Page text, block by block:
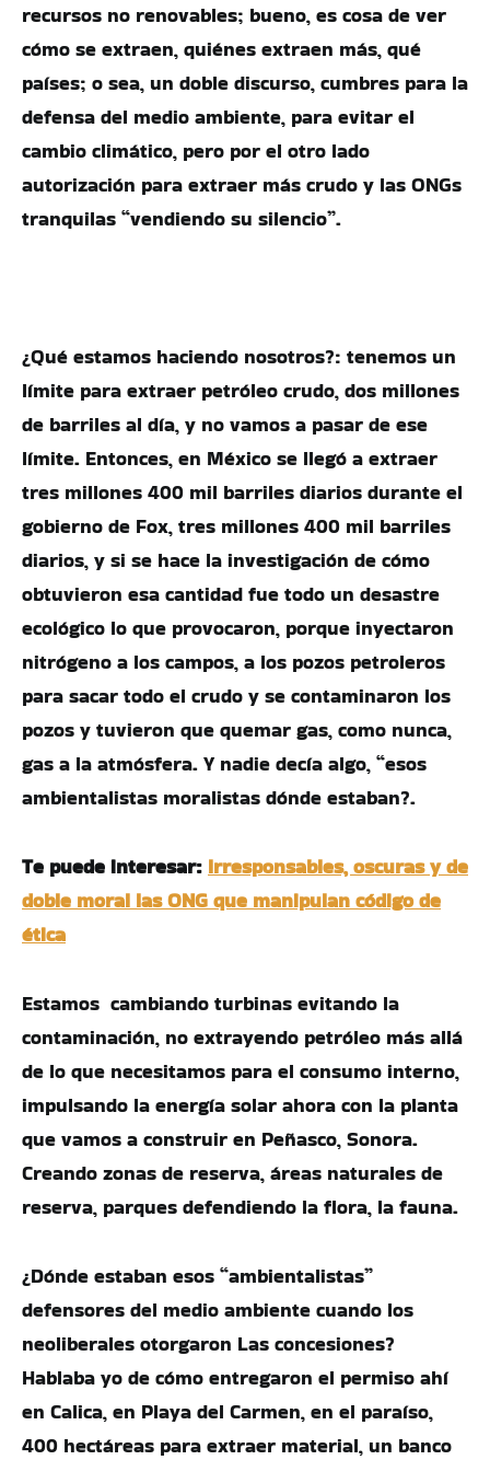
recursos no renovables; bueno, es cosa de ver
cómo se extraen, quiénes extraen más, qué
países; o sea, un doble discurso, cumbres para la
defensa del medio ambiente, para evitar el
cambio climático, pero por el otro lado
autorización para extraer más crudo y las ONGs
tranquilas “vendiendo su silencio”.
¿Qué estamos haciendo nosotros?: tenemos un
límite para extraer petróleo crudo, dos millones
de barriles al día, y no vamos a pasar de ese
límite. Entonces, en México se llegó a extraer
tres millones 400 mil barriles diarios durante el
gobierno de Fox, tres millones 400 mil barriles
diarios, y si se hace la investigación de cómo
obtuvieron esa cantidad fue todo un desastre
ecológico lo que provocaron, porque inyectaron
nitrógeno a los campos, a los pozos petroleros
para sacar todo el crudo y se contaminaron los
pozos y tuvieron que quemar gas, como nunca,
gas a la atmósfera. Y nadie decía algo, “esos
ambientalistas moralistas dónde estaban?.
Te puede interesar: Irresponsables, oscuras y de
doble moral las ONG que manipulan código de
ética
Estamos cambiando turbinas evitando la
contaminación, no extrayendo petróleo más allá
de lo que necesitamos para el consumo interno,
impulsando la energía solar ahora con la planta
que vamos a construir en Peñasco, Sonora.
Creando zonas de reserva, áreas naturales de
reserva, parques defendiendo la flora, la fauna.
¿Dónde estaban esos “ambientalistas”
defensores del medio ambiente cuando los
neoliberales otorgaron Las concesiones?
Hablaba yo de cómo entregaron el permiso ahí
en Calica, en Playa del Carmen, en el paraíso,
400 hectáreas para extraer material, un banco